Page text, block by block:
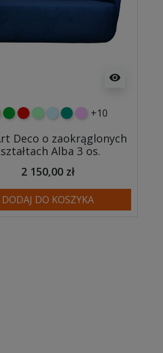
visibility
zielonyczerwony
miętowy
błękitnyturkusowy
różowy
+10
Deco o zaokrąglonych
Alba 3 os.
2 150,00 zł
DODAJ DO KOSZYKA